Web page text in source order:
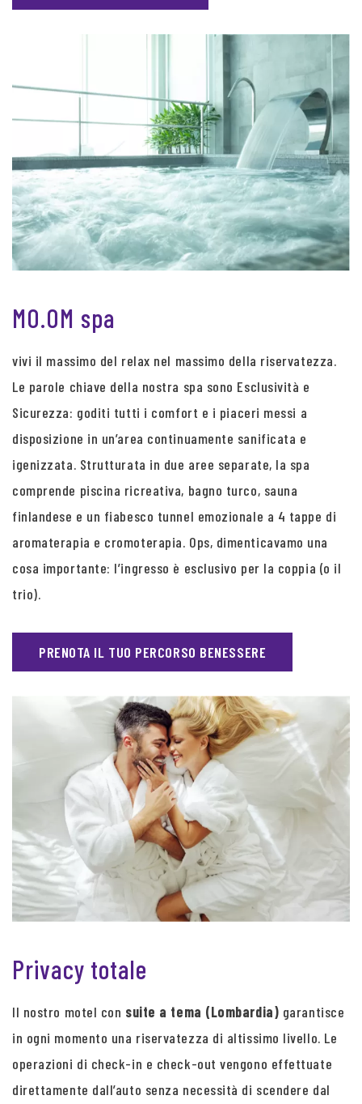
MO.OM spa
vivi il massimo del relax nel massimo della riservatezza.
Le parole chiave della nostra spa sono Esclusività e
Sicurezza: goditi tutti i comfort e i piaceri messi a
disposizione in un’area continuamente sanificata e
igenizzata. Strutturata in due aree separate, la spa
comprende piscina ricreativa, bagno turco, sauna
finlandese e un fiabesco tunnel emozionale a 4 tappe di
aromaterapia e cromoterapia. Ops, dimenticavamo una
cosa importante: l’ingresso è esclusivo per la coppia (o il
trio).
PRENOTA IL TUO PERCORSO BENESSERE
Privacy totale
Il nostro motel con suite a tema (Lombardia) garantisce
in ogni momento una riservatezza di altissimo livello. Le
operazioni di check-in e check-out vengono effettuate
direttamente dall’auto senza necessità di scendere dal